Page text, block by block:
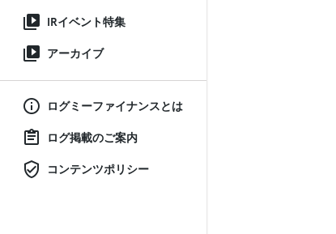
IRイベント特集
アーカイブ
ログミーファイナンスとは
ログ掲載のご案内
コンテンツポリシー